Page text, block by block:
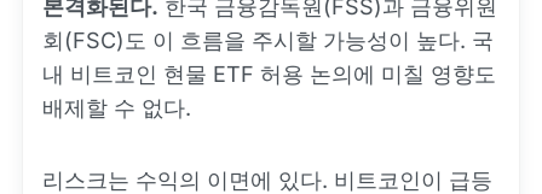
본격화된다. 한국 금융감독원(FSS)과 금융위원
회(FSC)도 이 흐름을 주시할 가능성이 높다. 국
내 비트코인 현물 ETF 허용 논의에 미칠 영향도
배제할 수 없다.
리스크는 수익의 이면에 있다. 비트코인이 급등